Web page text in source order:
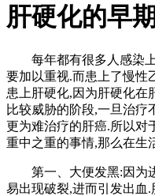
肝硬化的早
每年都有很多人感染上
要加以重视.而患上了慢性
患上肝硬化,因为肝硬化在
比较威胁的阶段,一旦治疗
更为难治疗的肝癌.所以对
重中之重的事情,那么在生
第一、大便发黑:因为进
易出现破裂,进而引发出血